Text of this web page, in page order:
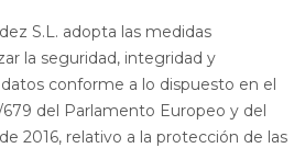
S.L. adopta las medidas
la seguridad, integridad y
conforme a lo dispuesto en el
del Parlamento Europeo y del
2016, relativo a la protección de las